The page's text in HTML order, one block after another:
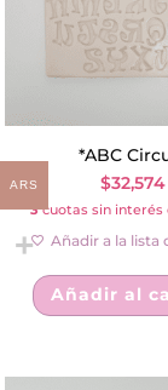
*ABC
$32,574
3cuotas sin interés
Añadir a la lista
Añadir al
ARS